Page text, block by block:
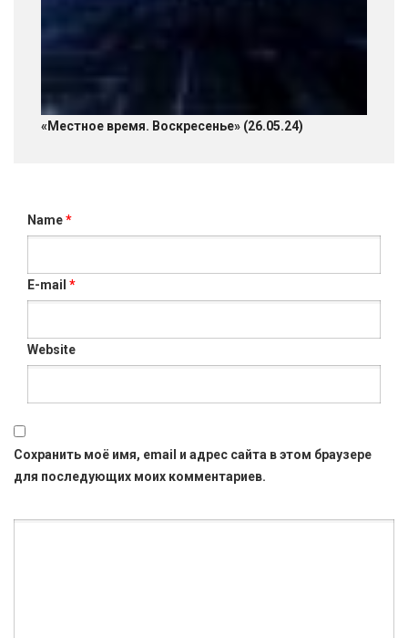
«Местное время. Воскресенье» (26.05.24)
Name*
E-mail *
Website
Сохранить моё имя, email и адрес сайта в этом браузере
для последующих моих комментариев.